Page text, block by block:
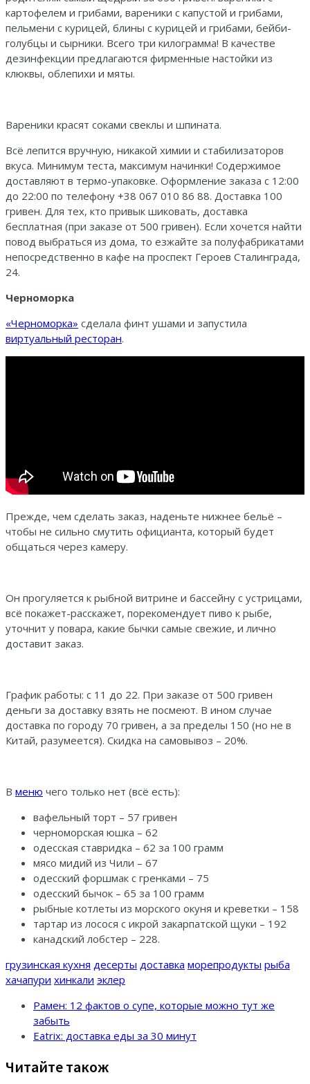
картофелем и грибами, вареники с капустой и грибами,
пельмени с курицей, блины с курицей и грибами, бейби-
голубцы и сырники. Всего три килограмма! В качестве
дезинфекции предлагаются фирменные настойки из
клюквы, облепихи и мяты.
Вареники красят соками свеклы и шпината.
Всё лепится вручную, никакой химии и стабилизаторов
вкуса. Минимум теста, максимум начинки! Содержимое
доставляют в термо-упаковке. Оформление заказа с 12:00
до 22:00 по телефону +38 067 010 86 88. Доставка 100
гривен. Для тех, кто привык шиковать, доставка
бесплатная (при заказе от 500 гривен). Если хочется найти
повод выбраться из дома, то езжайте за полуфабрикатами
непосредственно в кафе на проспект Героев Сталинграда,
24.
Черноморка
«Черноморка» сделала финт ушами и запустила
виртуальный ресторан.
Прежде, чем сделать заказ, наденьте нижнее бельё –
чтобы не сильно смутить официанта, который будет
общаться через камеру.
Он прогуляется к рыбной витрине и бассейну с устрицами,
всё покажет-расскажет, порекомендует пиво к рыбе,
уточнит у повара, какие бычки самые свежие, и лично
доставит заказ.
График работы: с 11 до 22. При заказе от 500 гривен
деньги за доставку взять не посмеют. В ином случае
доставка по городу 70 гривен, а за пределы 150 (но не в
Китай, разумеется). Скидка на самовывоз – 20%.
В меню чего только нет (всё есть):
вафельный торт – 57 гривен
черноморская юшка – 62
одесская ставридка – 62 за 100 грамм
мясо мидий из Чили – 67
одесский форшмак с гренками – 75
одесский бычок – 65 за 100 грамм
рыбные котлеты из морского окуня и креветки – 158
тартар из лосося с икрой закарпатcкой щуки – 192
канадский лобстер – 228.
грузинская кухня десерты доставка морепродукты рыба
хачапури хинкали эклер
Рамен: 12 фактов о супе, которые можно тут же
забыть
Eatrix: доставка еды за 30 минут
Читайте також